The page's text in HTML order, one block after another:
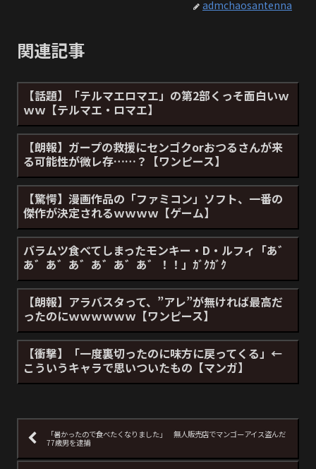
admchaosantenna
関連記事
【話題】「テルマエロマエ」の第2部くっそ面白いｗ
ｗｗ【テルマエ・ロマエ】
【朗報】ガープの救援にセンゴクorおつるさんが来
る可能性が微レ存……？【ワンピース】
【驚愕】漫画作品の「ファミコン」ソフト、一番の
傑作が決定されるｗｗｗｗ【ゲーム】
バラムツ食べてしまったモンキー・D・ルフィ「あ゛
あ゛あ゛あ゛あ゛あ゛あ゛！！」ｶﾞｸｶﾞｸ
【朗報】アラバスタって、”アレ”が無ければ最高だ
ったのにｗｗｗｗｗｗ【ワンピース】
【衝撃】「一度裏切ったのに味方に戻ってくる」←
こういうキャラで思いついたもの【マンガ】
「暑かったので食べたくなりました」 無人販売店でマンゴーアイス盗んだ
77歳男を逮捕